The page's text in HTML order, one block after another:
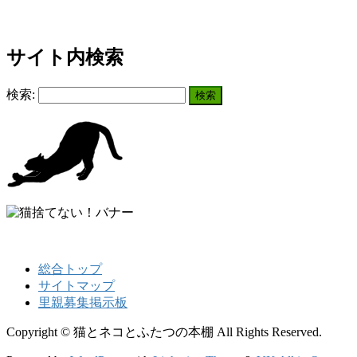
サイト内検索
検索:
総合トップ
サイトマップ
里親募集掲示板
Copyright © 猫とネコとふたつの本棚 All Rights Reserved.